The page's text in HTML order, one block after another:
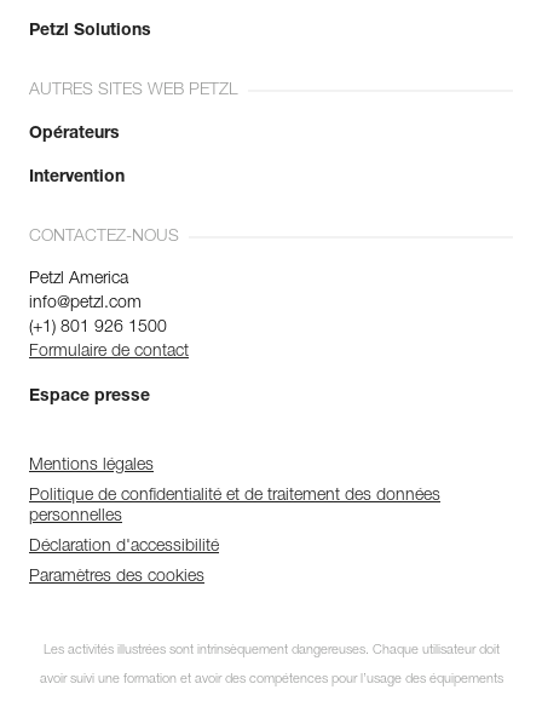
Petzl Solutions
AUTRES SITES WEB PETZL
Opérateurs
Intervention
CONTACTEZ-NOUS
Petzl America
info@petzl.com
(+1) 801 926 1500
Formulaire de contact
Espace presse
Mentions légales
Politique de confidentialité et de traitement des données
personnelles
Déclaration d'accessibilité
Paramètres des cookies
Les activités illustrées sont intrinsèquement dangereuses. Chaque utilisateur doit
avoir suivi une formation et avoir des compétences pour l’usage des équipements